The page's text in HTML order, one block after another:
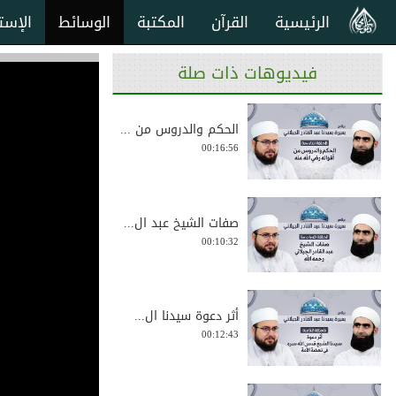
الوسائط المكتبة القرآن الرئيسية
فيديوهات ذات صلة
الحكم والدروس من ...
00:16:56
صفات الشيخ عبد ال...
00:10:32
أثر دعوة سيدنا ال...
00:12:43